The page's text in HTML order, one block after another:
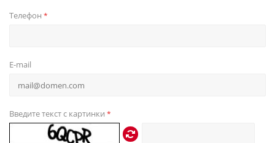
Телефон *
E-mail
Введите текст с картинки *